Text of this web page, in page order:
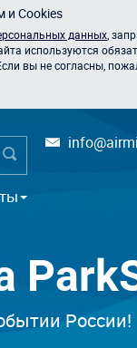
и Cookies
данных ,
используются
вы не согласны,
России!